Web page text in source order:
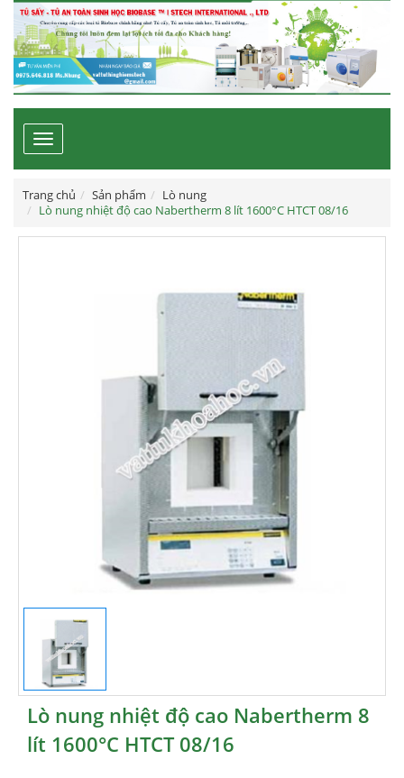
Toggle
navigation
Trang chủ Sản phẩm
Lò nung
Lò nung nhiệt độ cao Nabertherm 8 lít 1600°C HTCT 08/16
Lò nung nhiệt độ cao Nabertherm 8
lít 1600°C HTCT 08/16